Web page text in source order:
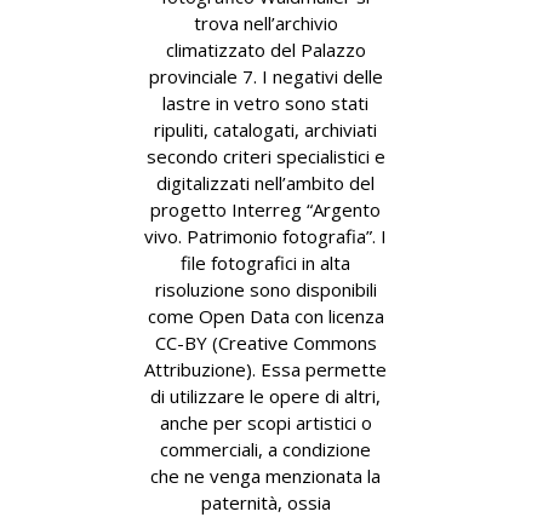
trova nell’archivio
climatizzato del Palazzo
provinciale 7. I negativi delle
lastre in vetro sono stati
ripuliti, catalogati, archiviati
secondo criteri specialistici e
digitalizzati nell’ambito del
progetto Interreg “Argento
vivo. Patrimonio fotografia”. I
file fotografici in alta
risoluzione sono disponibili
come Open Data con licenza
CC-BY (Creative Commons
Attribuzione). Essa permette
di utilizzare le opere di altri,
anche per scopi artistici o
commerciali, a condizione
che ne venga menzionata la
paternità, ossia